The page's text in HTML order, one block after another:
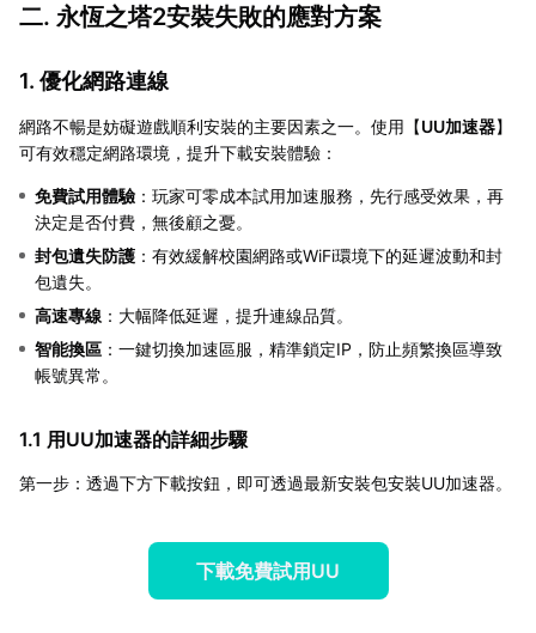
二. 永恆之塔2安裝失敗的應對方案
1. 優化網路連線
網路不暢是妨礙遊戲順利安裝的主要因素之一。使用【UU加速器】
可有效穩定網路環境，提升下載安裝體驗：
免費試用體驗 ：玩家可零成本試用加速服務，先行感受效果，再
決定是否付費，無後顧之憂。
封包遺失防護 ：有效緩解校園網路或WiFi環境下的延遲波動和封
包遺失。
高速專線 ：大幅降低延遲，提升連線品質。
智能換區 ：一鍵切換加速區服，精準鎖定IP，防止頻繁換區導致
帳號異常。
1.1 用UU加速器的詳細步驟
第一步：透過下方下載按鈕，即可透過最新安裝包安裝UU加速器。
下載免費試用UU